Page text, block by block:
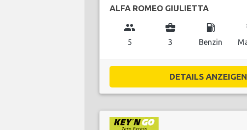
ALFA ROMEO GIULIETTA
group
5
business_center
3
local_gas_station
Benzin
DETAILS